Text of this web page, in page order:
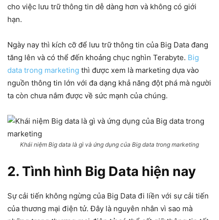
cho việc lưu trữ thông tin dễ dàng hơn và không có giới
hạn.
Ngày nay thì kích cỡ để lưu trữ thông tin của Big Data đang
tăng lên và có thể đến khoảng chục nghìn Terabyte. Big
data trong marketing thì được xem là marketing dựa vào
nguồn thông tin lớn với đa dạng khả năng đột phá mà người
ta còn chưa nắm được về sức mạnh của chúng.
Khái niệm Big data là gì và ứng dụng của Big data trong marketing
2. Tình hình Big Data hiện nay
Sự cải tiến không ngừng của Big Data đi liền với sự cải tiến
của thương mại điện tử. Đây là nguyên nhân vì sao mà